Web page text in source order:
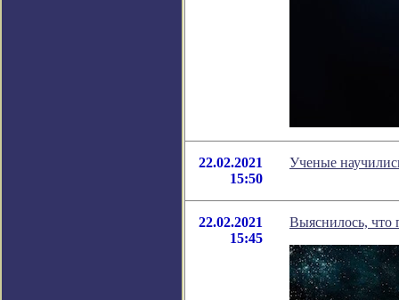
22.02.2021
15:50
Ученые
22.02.2021
15:45
Выяснилось, что